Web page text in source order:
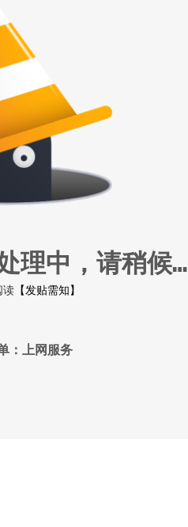
理中，请稍候…
读【发贴需知】
：上网服务